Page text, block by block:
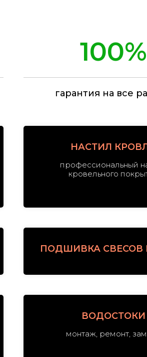
100%
гарантия на все
НАСТИЛ
профессиональный
кровельного
ПОДШИВКА СВЕСОВ
ВОДОСТОКИ
монтаж, ремонт,